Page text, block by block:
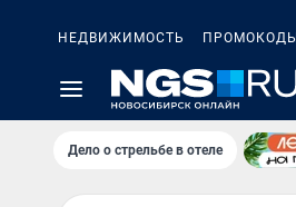
НЕДВИЖИМОСТЬ ПРОМОКОДЫ
Дело о стрельбе в отеле